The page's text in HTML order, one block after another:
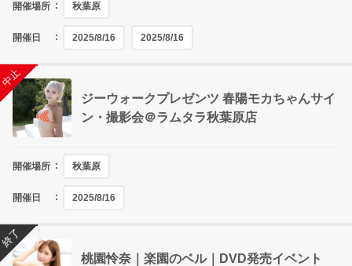
開催場所 秋葉原
開催日 2025/8/16 2025/8/16
ジーウォークプレゼンツ 春陽モカちゃんサイ
ン・撮影会＠ラムタラ秋葉原店
開催場所 秋葉原
開催日 2025/8/16
終了
中止
桃園怜奈｜楽園のベル｜DVD発売イベント
終了